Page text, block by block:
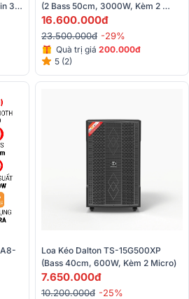
3-
(2 Bass 50cm, 3000W, Kèm 2
Micro)
16.600.000đ
23.500.000đ -29%
Quà trị giá 200.000đ
5 (2)
Loa Kéo Dalton TS-15G500XP
7.650.000đ
10.200.000đ -25%